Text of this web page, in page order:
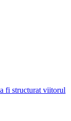
fi structurat viitorul